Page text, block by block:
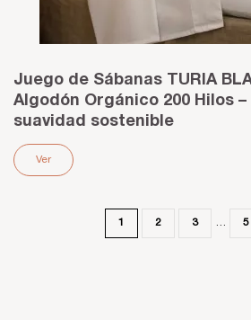
Juego de Sábanas TURIA
Algodón Orgánico 200 Hilos –
suavidad sostenible
Ver
1 2 3 … 5